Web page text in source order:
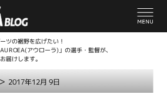
ツの裾野を広げたい！
アウローラ)」の選手・監督が、
届けします。
> 2017年12月 9日